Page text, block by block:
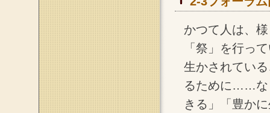
かつて人は、
「祭」を行っ
生かされてい
るために……な
きる」「豊か